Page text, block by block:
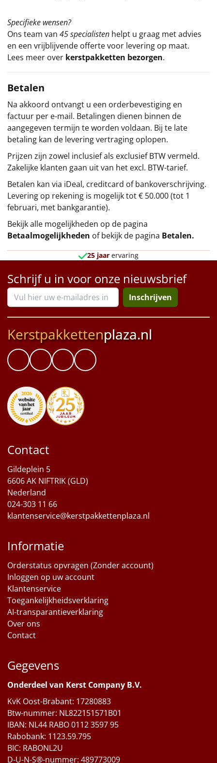
Specifieke wensen?
Ons team van 45 specialisten helpt u graag met advies
en een vrijblijvende offerte voor levering op maat.
Lees meer over kerstpakketten bezorgen.
Betalen
Na akkoord ontvangt u een orderbevestiging en
factuur per e-mail. Betalingen dienen binnen de
aangegeven termijn te worden voldaan. Bij te late
betaling kan de levering vertraging oplopen.
Prijzen zijn zowel inclusief als exclusief BTW vermeld.
Zakelijke klanten gaan uit van het excl. BTW-tarief.
Betalen kan via iDeal, creditcard of bankoverschrijving.
Levering op rekening is mogelijk tot € 50.000 (tot 1
februari, met bankgarantie).
Bekijk alle mogelijkheden op de pagina
Betaalmogelijkheden of bekijk de pagina Betalen.
25 jaar ervaring
Schrijf u in voor onze nieuwsbrief
Inschrijven
Kerstpakkettenplaza.nl
Contact
Gildeplein 5
6606 AK NIFTRIK (GLD)
Nederland
024-303 11 66
klantenservice@kerstpakkettenplaza.nl
Informatie
Orderstatus opvragen (Zonder account)
Inloggen op uw account
Klantenservice
Toegankelijkheidsverklaring
AI-transparantieverklaring
Over ons
Contact
Gegevens
Onderdeel van Kerst Company B.V.
KvK Oost-Brabant: 17280883
Btw-nummer: NL822151571B01
IBAN: NL44 RABO 0112 3597 95
Rabobank: 1123.59.795
BIC: RABONL2U
D-U-N-S®-nummer: 489773009